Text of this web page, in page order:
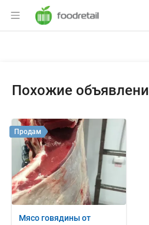
Раздел навигации по
Похожие
Мясо говядины от
Продам